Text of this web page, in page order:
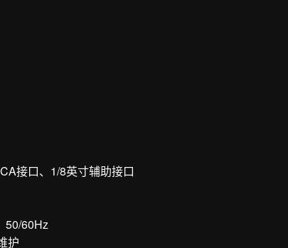
接口、1/8英寸辅助接口
50/60Hz
护